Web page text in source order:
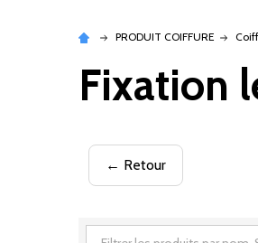
PRODUIT COIFFURE
Fixation
← Retour